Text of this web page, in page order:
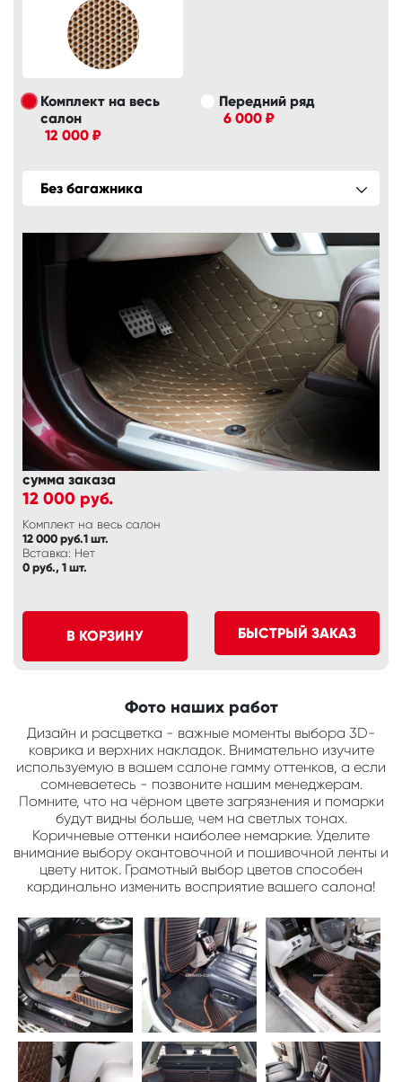
Комплект на весь
салон
12 000 ₽
Передний ряд
6 000 ₽
Без багажника
сумма заказа
12 000 руб.
Комплект на весь салон
12 000 руб.1 шт.
Вставка: Нет
0 руб., 1 шт.
В КОРЗИНУ БЫСТРЫЙ ЗАКАЗ
Фото наших работ
Дизайн и расцветка - важные моменты выбора 3D-
коврика и верхних накладок. Внимательно изучите
используемую в вашем салоне гамму оттенков, а если
сомневаетесь - позвоните нашим менеджерам.
Помните, что на чёрном цвете загрязнения и помарки
будут видны больше, чем на светлых тонах.
Коричневые оттенки наиболее немаркие. Уделите
внимание выбору окантовочной и пошивочной ленты и
цвету ниток. Грамотный выбор цветов способен
кардинально изменить восприятие вашего салона!